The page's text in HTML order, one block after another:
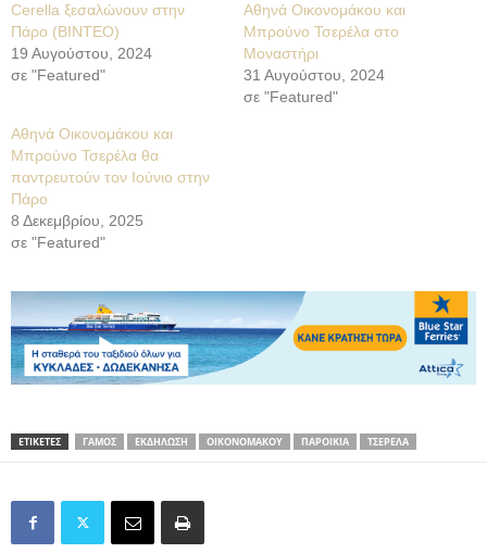
Cerella ξεσαλώνουν στην
Πάρο (ΒΙΝΤΕΟ)
19 Αυγούστου, 2024
σε "Featured"
Αθηνά Οικονομάκου και
Μπρούνο Τσερέλα στο
Μοναστήρι
31 Αυγούστου, 2024
σε "Featured"
Αθηνά Οικονομάκου και
Μπρούνο Τσερέλα θα
παντρευτούν τον Ιούνιο στην
Πάρο
8 Δεκεμβρίου, 2025
σε "Featured"
ΕΤΙΚΕΤΕΣ ΓΑΜΟΣ ΕΚΔΗΛΩΣΗ ΟΙΚΟΝΟΜΑΚΟΥ ΠΑΡΟΙΚΙΑ ΤΣΕΡΕΛΑ